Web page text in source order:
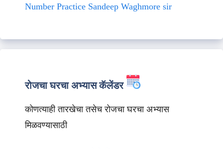
Number Practice Sandeep Waghmore sir
रोजचा घरचा अभ्यास कॅलेंडर
कोणत्याही तारखेचा तसेच रोजचा घरचा अभ्यास
मिळवण्यासाठी